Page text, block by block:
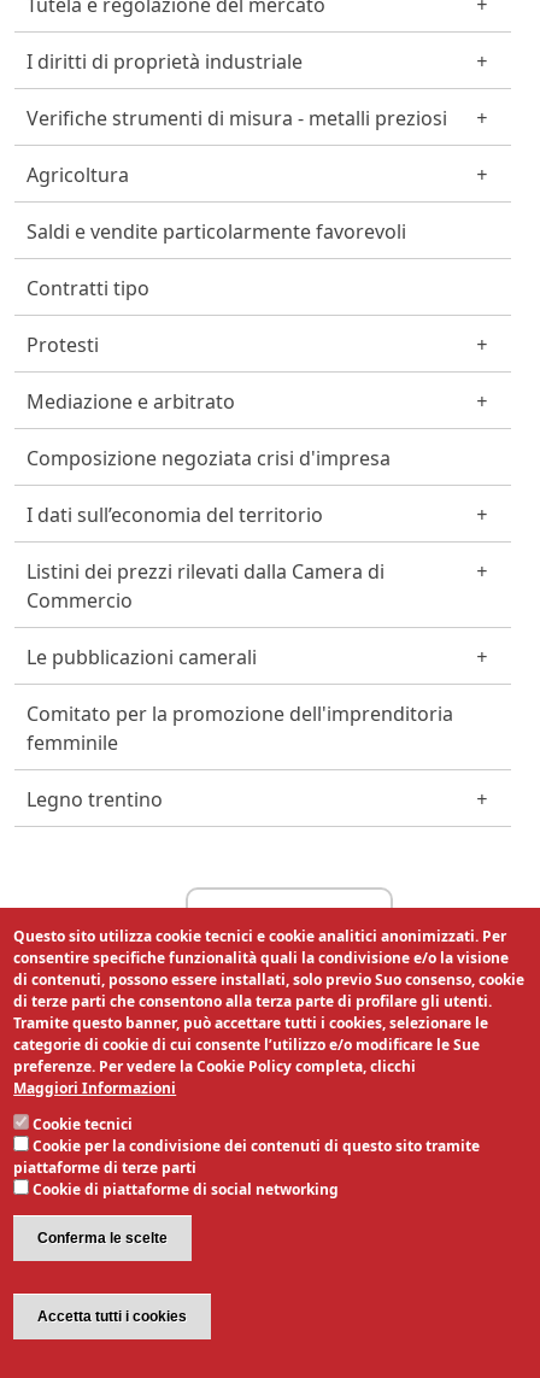
Tutela e regolazione del mercato
I diritti di proprietà industriale
Verifiche strumenti di misura - metalli preziosi
Agricoltura
Saldi e vendite particolarmente favorevoli
Contratti tipo
Protesti
Mediazione e arbitrato
Composizione negoziata crisi d'impresa
I dati sull’economia del territorio
Listini dei prezzi rilevati dalla Camera di
Commercio
Le pubblicazioni camerali
Comitato per la promozione dell'imprenditoria
femminile
Legno trentino
Link Utili
Questo sito utilizza cookie tecnici e cookie analitici anonimizzati. Per
consentire specifiche funzionalità quali la condivisione e/o la visione
di contenuti, possono essere installati, solo previo Suo consenso, cookie
di terze parti che consentono alla terza parte di profilare gli utenti.
Tramite questo banner, può accettare tutti i cookies, selezionare le
categorie di cookie di cui consente l’utilizzo e/o modificare le Sue
preferenze. Per vedere la Cookie Policy completa, clicchi
Maggiori Informazioni
Cookie tecnici
Cookie per la condivisione dei contenuti di questo sito tramite
piattaforme di terze parti
Cookie di piattaforme di social networking
Conferma le scelte
Accetta tutti i cookies
Revoca il consenso